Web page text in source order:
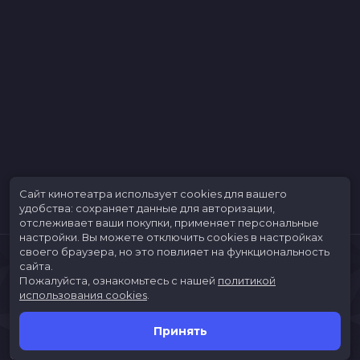
Скоро в кино
Сайт кинотеатра использует cookies для вашего
удобства: сохраняет данные для авторизации,
отслеживает ваши покупки, применяет персональные
настройки. Вы можете отключить cookies в настройках
своего браузера, но это повлияет на функциональность
сайта.
Пожалуйста, ознакомьтесь с нашей политикой
использования cookies
Принять